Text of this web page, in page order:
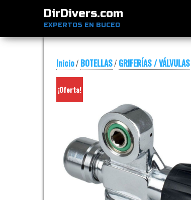
DirDivers.com
EXPERTOS EN BUCEO
Inicio/ BOTELLAS/ GRIFERÍAS / VÁLVULAS
¡Oferta!